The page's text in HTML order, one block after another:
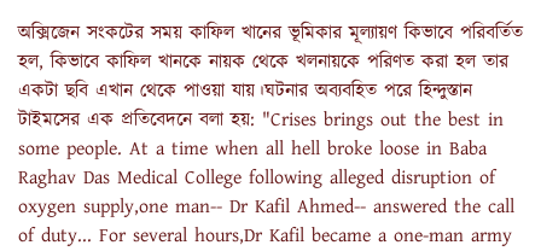
অক্সিজেন সংকটের সময় কাফিল খানের ভূমিকার মূল্যায়ণ কিভাবে পরিবর্তিত
হল, কিভাবে কাফিল খানকে নায়ক থেকে খলনায়কে পরিণত করা হল তার
একটা ছবি এখান থেকে পাওয়া যায়।ঘটনার অব্যবহিত পরে হিন্দুস্তান
টাইমসের এক প্রতিবেদনে বলা হয়: "Crises brings out the best in
some people. At a time when all hell broke loose in Baba
Raghav Das Medical College following alleged disruption of
oxygen supply,one man-- Dr Kafil Ahmed-- answered the call
of duty... For several hours,Dr Kafil became a one-man army